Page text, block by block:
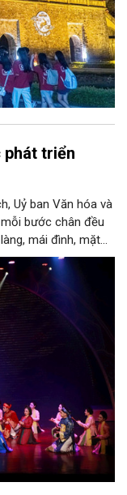
triển
Uỷ ban Văn hóa và
bước chân đều
mái đình, mặt
thủ công đều có
của dân tộc.
chỉ Hà Nội có
không gian ký
thành nguồn lực
lực sáng tạo,